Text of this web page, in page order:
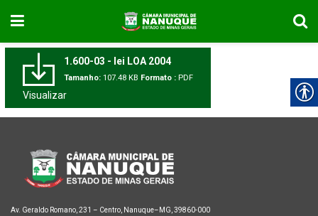
1.600-03 - lei LOA 2004
Tamanho: 107.48 KB Formato : PDF
Visualizar
Av. Geraldo Romano, 231 – Centro, Nanuque–MG, 39860-000